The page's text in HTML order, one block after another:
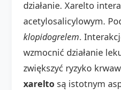
działanie. Xarelto
acetylosalicylowym.
klopidogrelem.
wzmocnić działanie
zwiększyć ryzyko
xarelto są istotnym